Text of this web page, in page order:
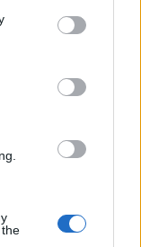
You may click to
party tags to
in below Google